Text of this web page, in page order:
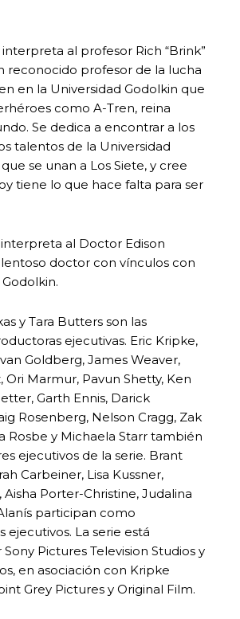
al profesor Rich “Brink”
reconocido profesor de la lucha
en la Universidad Godolkin que
como A-Tren, reina
Se dedica a encontrar a los
talentos de la Universidad
se unan a Los Siete, y cree
tiene lo que hace falta para ser
al Doctor Edison
doctor con vínculos con
y Tara Butters son las
ejecutivas. Eric Kripke,
Goldberg, James Weaver,
Ori Marmur, Pavun Shetty, Ken
Garth Ennis, Darick
Rosenberg, Nelson Cragg, Zak
Rosbe y Michaela Starr también
ejecutivos de la serie. Brant
Carbeiner, Lisa Kussner,
Aisha Porter-Christine, Judalina
participan como
ejecutivos. La serie está
Pictures Television Studios y
en asociación con Kripke
Grey Pictures y Original Film.